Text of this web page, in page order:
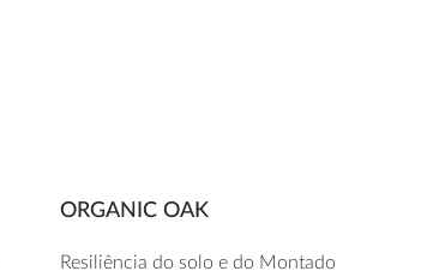
ORGANIC OAK
Resiliência do solo e do Montado